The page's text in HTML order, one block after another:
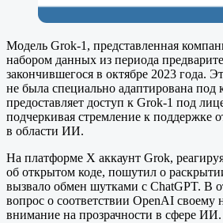
Модель Grok-1, представленная
набором данных из периода
закончившегося в октябре 2023 года.
не была специально адаптирована под
предоставляет доступ к Grok-1 под
подчеркивая стремление к поддержке
в области ИИ.
На платформе X аккаунт Grok,
об открытом коде, пошутил о
вызвало обмен шутками с ChatGPT. В
вопрос о соответствии OpenAI своему
внимание на прозрачности в сфере ИИ.